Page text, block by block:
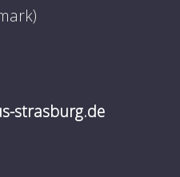
strasburg.de